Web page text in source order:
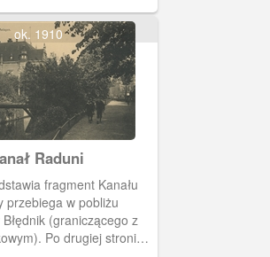
Obecnie gospodarzem
Zielonoświątkowy.
ok. 1910
Raduni
fragment Kanału
przebiega w pobliżu
(graniczącego z
Po drugiej stronie